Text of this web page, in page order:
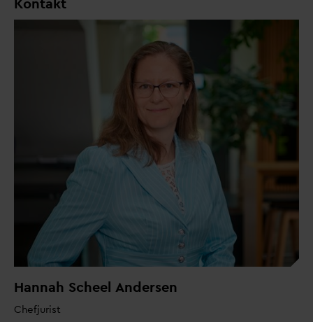
Kontakt
Hannah Scheel Andersen
Chefjurist